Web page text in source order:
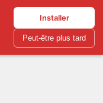
Installer
Peut-être plus tard